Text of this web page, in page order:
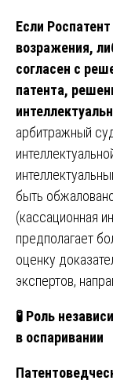
Если
возражения,
согласен с
патента,
арбитражный
быть
(кассационная
предполагает
оценку
экспертов,
🧪 Роль
в оспаривании